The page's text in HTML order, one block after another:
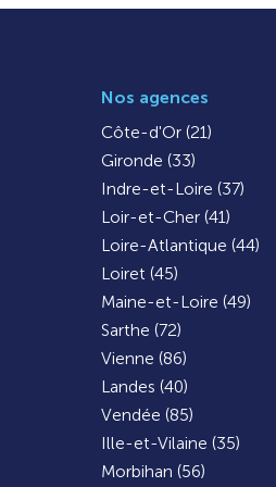
Nos agences
Côte-d'Or (21)
Gironde (33)
Indre-et-Loire (37)
Loir-et-Cher (41)
Loire-Atlantique (44)
Loiret (45)
Maine-et-Loire (49)
Sarthe (72)
Vienne (86)
Landes (40)
Vendée (85)
Ille-et-Vilaine (35)
Morbihan (56)